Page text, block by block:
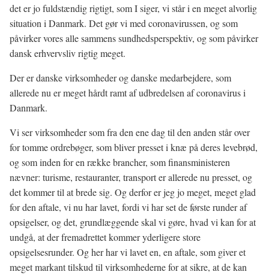
det er jo fuldstændig rigtigt, som I siger, vi står i en meget alvorlig
situation i Danmark. Det gør vi med coronavirussen, og som
påvirker vores alle sammens sundhedsperspektiv, og som påvirker
dansk erhvervsliv rigtig meget.
Der er danske virksomheder og danske medarbejdere, som
allerede nu er meget hårdt ramt af udbredelsen af coronavirus i
Danmark.
Vi ser virksomheder som fra den ene dag til den anden står over
for tomme ordrebøger, som bliver presset i knæ på deres levebrød,
og som inden for en række brancher, som finansministeren
nævner: turisme, restauranter, transport er allerede nu presset, og
det kommer til at brede sig. Og derfor er jeg jo meget, meget glad
for den aftale, vi nu har lavet, fordi vi har set de første runder af
opsigelser, og det, grundlæggende skal vi gøre, hvad vi kan for at
undgå, at der fremadrettet kommer yderligere store
opsigelsesrunder. Og her har vi lavet en, en aftale, som giver et
meget markant tilskud til virksomhederne for at sikre, at de kan